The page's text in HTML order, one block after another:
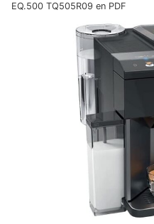
EQ.500 TQ505R09 en PDF